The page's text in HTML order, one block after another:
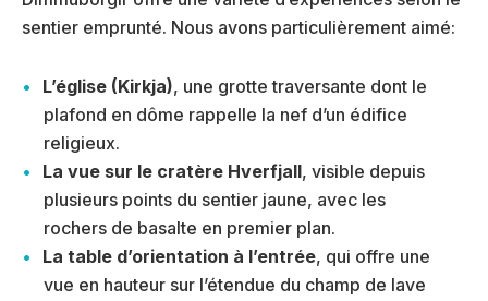
sentier emprunté. Nous avons particulièrement aimé:
L’église (Kirkja), une grotte traversante dont le
plafond en dôme rappelle la nef d’un édifice
religieux.
La vue sur le cratère Hverfjall, visible depuis
plusieurs points du sentier jaune, avec les
rochers de basalte en premier plan.
La table d’orientation à l’entrée, qui offre une
vue en hauteur sur l’étendue du champ de lave